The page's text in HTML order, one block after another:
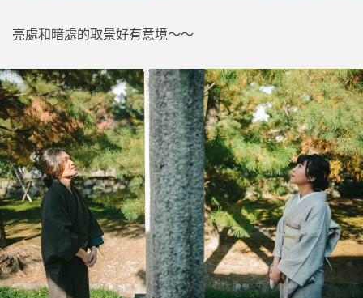
亮處和暗處的取景好有意境～～